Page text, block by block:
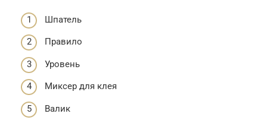
Шпатель
Правило
Уровень
Миксер для клея
Валик